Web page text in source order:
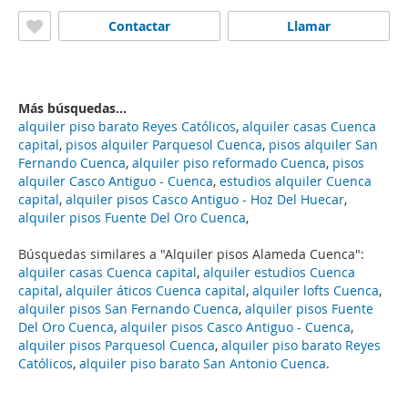
Búsquedas similares a "Alquiler pisos Alameda Cuenca":
alquiler casas Cuenca capital, alquiler estudios Cuenca
capital, alquiler áticos Cuenca capital, alquiler lofts Cuenca,
alquiler pisos San Fernando Cuenca, alquiler pisos Fuente
Del Oro Cuenca, alquiler pisos Casco Antiguo - Cuenca,
alquiler pisos Parquesol Cuenca, alquiler piso barato Reyes
Católicos, alquiler piso barato San Antonio Cuenca.
Llamar
Contactar
Más búsquedas...
alquiler piso barato Reyes Católicos, alquiler casas Cuenca
capital, pisos alquiler Parquesol Cuenca, pisos alquiler San
Fernando Cuenca, alquiler piso reformado Cuenca, pisos
alquiler Casco Antiguo - Cuenca, estudios alquiler Cuenca
capital, alquiler pisos Casco Antiguo - Hoz Del Huecar,
alquiler pisos Fuente Del Oro Cuenca,